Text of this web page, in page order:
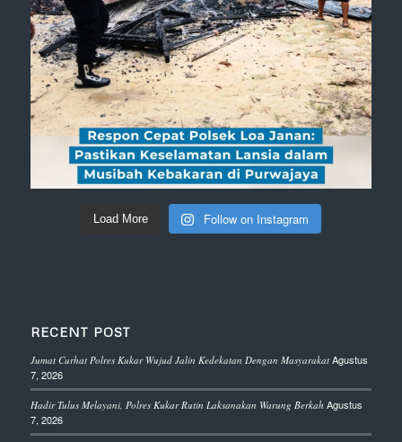
Load More Follow on Instagram
RECENT POST
Jumat Curhat Polres Kukar Wujud Jalin Kedekatan Dengan Masyarakat Agustus
7, 2026
Hadir Tulus Melayani, Polres Kukar Rutin Laksanakan Warung Berkah Agustus
7, 2026